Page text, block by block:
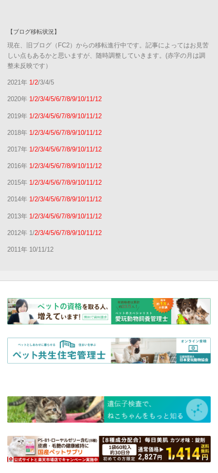
【ブログ移転状況】
現在、旧ブログ（FC2）からの移転進行中です。記事によってはお見苦
しい点もあるかと思いますが、随時調整していきます。(赤字の月は調
整未反映です）
2021年 1/2/3/4/5
2020年 1/2/3/4/5/6/7/8/9/10/11/12
2019年 1/2/3/4/5/6/7/8/9/10/11/12
2018年 1/2/3/4/5/6/7/8/9/10/11/12
2017年 1/2/3/4/5/6/7/8/9/10/11/12
2016年 1/2/3/4/5/6/7/8/9/10/11/12
2015年 1/2/3/4/5/6/7/8/9/10/11/12
2014年 1/2/3/4/5/6/7/8/9/10/11/12
2013年 1/2/3/4/5/6/7/8/9/10/11/12
2012年 1/2/3/4/5/6/7/8/9/10/11/12
2011年 10/11/12